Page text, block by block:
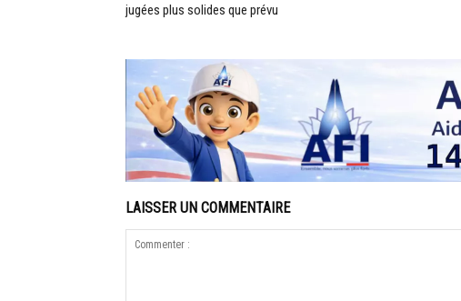
jugées plus solides que prévu
LAISSER UN COMMENTAIRE